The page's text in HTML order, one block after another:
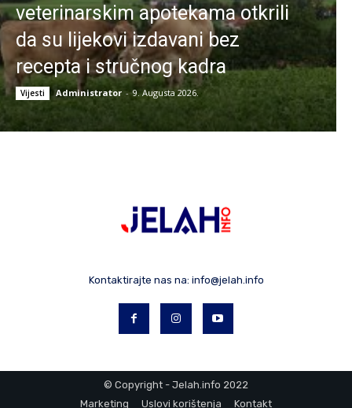
veterinarskim apotekama otkrili
da su lijekovi izdavani bez
recepta i stručnog kadra
Vijesti Administrator - 9. Augusta 2026.
Kontaktirajte nas na: info@jelah.info
© Copyright - Jelah.info 2022
Marketing
Uslovi korištenja Kontakt